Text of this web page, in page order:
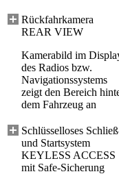
Rückfahrkamera
REAR VIEW
Kamerabild im
des Radios bzw.
Navigationssystems
zeigt den Bereich
dem Fahrzeug an
Schlüsselloses
und Startsystem
KEYLESS ACCESS
mit Safe-Sicherung